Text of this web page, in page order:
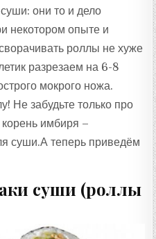
они то и дело
некотором опыте и
роллы не хуже
разрезаем на 6-8
мокрого ножа.
Не забудьте только про
имбиря –
суши.А теперь приведём
суши (роллы